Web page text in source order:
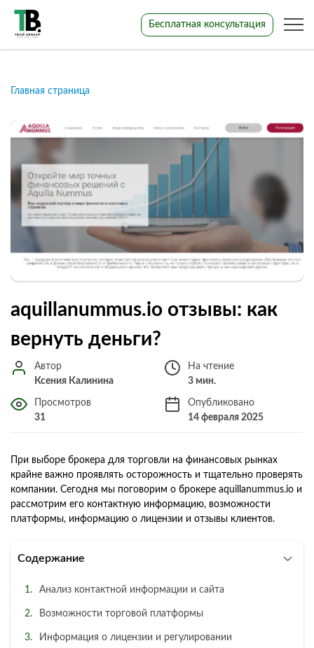
Бесплатная консультация
Главная страница
aquillanummus.io отзывы: как
вернуть деньги?
Автор
Ксения Калинина
На чтение
3 мин.
Просмотров
31
Опубликовано
14 февраля 2025
При выборе брокера для торговли на финансовых рынках
крайне важно проявлять осторожность и тщательно проверять
компании. Сегодня мы поговорим о брокере aquillanummus.io и
рассмотрим его контактную информацию, возможности
платформы, информацию о лицензии и отзывы клиентов.
Содержание
Анализ контактной информации и сайта
Возможности торговой платформы
Информация о лицензии и регулировании